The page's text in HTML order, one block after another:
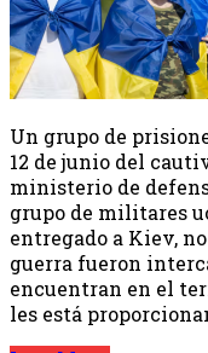
Un grupo de
12 de junio del
ministerio de
grupo de militares
entregado a Kiev,
guerra fueron
encuentran en el
les está